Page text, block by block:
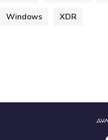
Windows XDR